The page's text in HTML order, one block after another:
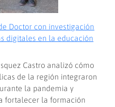
Doctor con investigación
digitales en la educación
Castro analizó cómo
de la región integraron
la pandemia y
fortalecer la formación